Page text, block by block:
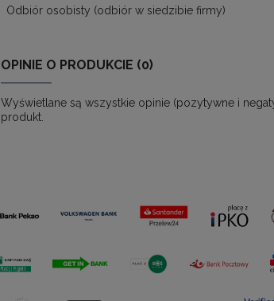
Odbiór osobisty (odbiór w siedzibie firmy)
OPINIE O PRODUKCIE (0)
Wyświetlane są wszystkie opinie (pozytywne i
produkt.